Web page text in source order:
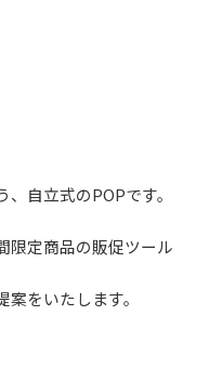
自立式のPOPです。
限定商品の販促ツール
をいたします。